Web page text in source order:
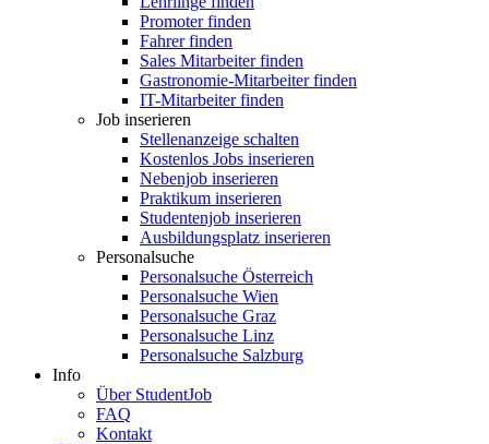
Promoter finden
Fahrer finden
Sales Mitarbeiter finden
Gastronomie-Mitarbeiter finden
IT-Mitarbeiter finden
Job inserieren
Stellenanzeige schalten
Kostenlos Jobs inserieren
Nebenjob inserieren
Praktikum inserieren
Studentenjob inserieren
Ausbildungsplatz inserieren
Personalsuche
Personalsuche Österreich
Personalsuche Wien
Personalsuche Graz
Personalsuche Linz
Personalsuche Salzburg
Info
Über StudentJob
FAQ
Kontakt